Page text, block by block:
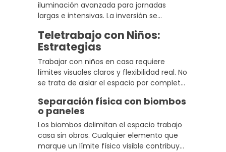
iluminación avanzada para jornadas
largas e intensivas. La inversión se
la norma y el confort teletrabajo y la
productividad remota son prioritarios.
Teletrabajo con Niños:
Estrategias
Trabajar con niños en casa requiere
límites visuales claros y flexibilidad real. No
se trata de aislar el espacio por completo,
puedan entender y respetar.
Separación física con biombos
o paneles
Los biombos delimitan el espacio trabajo
casa sin obras. Cualquier elemento que
marque un límite físico visible contribuye